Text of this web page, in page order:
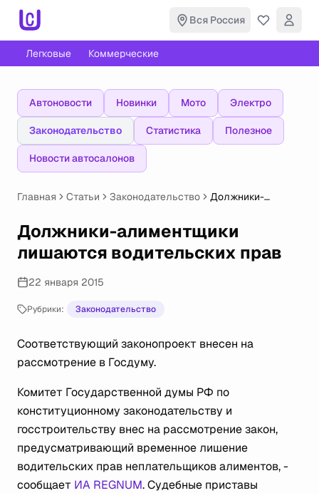
Вся Россия
Легковые Коммерческие
Автоновости Новинки Мото Электро
Законодательство Статистика Полезное
Новости автосалонов
Главная Статьи Законодательство
Должники-
лишаются
водительских
прав
Должники-алиментщики
лишаются водительских прав
22 января 2015
Рубрики: Законодательство
Соответствующий законопроект внесен на
рассмотрение в Госдуму.
Комитет Государственной думы РФ по
конституционному законодательству и
госстроительству внес на рассмотрение закон,
предусматривающий временное лишение
водительских прав неплательщиков алиментов, -
сообщает ИА REGNUM. Судебные приставы